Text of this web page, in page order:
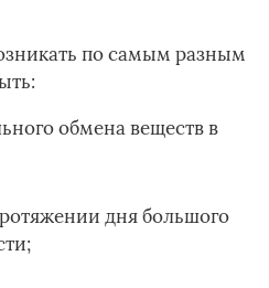
по самым разным
обмена веществ в
дня большого